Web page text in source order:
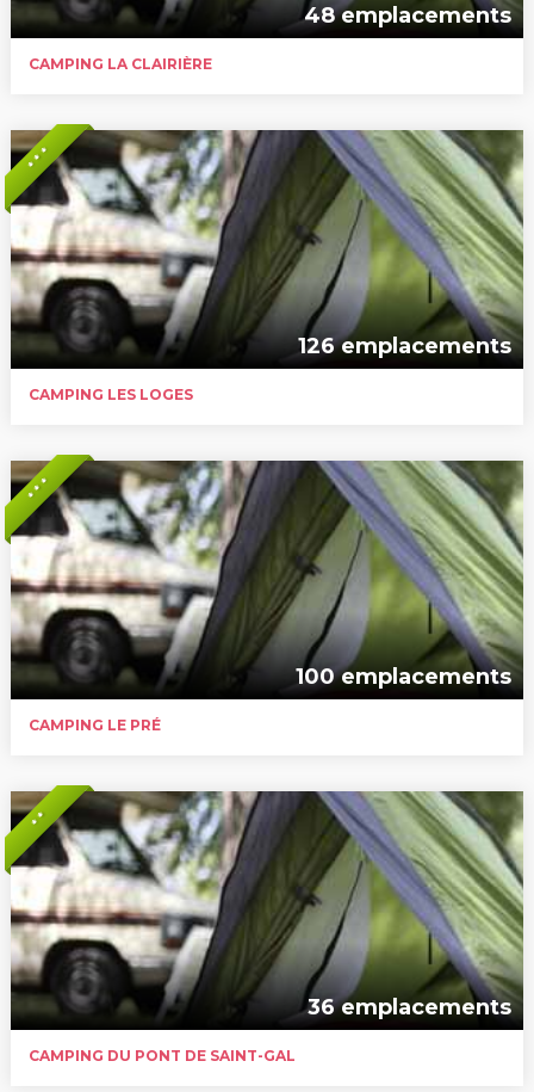
48 emplacements
CAMPING LA CLAIRIÈRE
* * *
126 emplacements
CAMPING LES LOGES
* * *
100 emplacements
CAMPING LE PRÉ
* *
36 emplacements
CAMPING DU PONT DE SAINT-GAL